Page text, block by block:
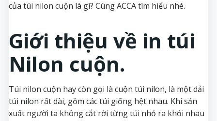
của túi nilon cuộn là gì? Cùng ACCA tìm hiểu nhé.
Giới thiệu về in túi
Nilon cuộn.
Túi nilon cuộn hay còn gọi là cuộn túi nilon, là một dải
túi nilon rất dài, gồm các túi giống hệt nhau. Khi sản
xuất người ta không cắt rời từng túi nhỏ ra khỏi nhau